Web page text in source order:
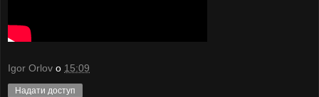
Igor Orlov о 15:09
Надати доступ